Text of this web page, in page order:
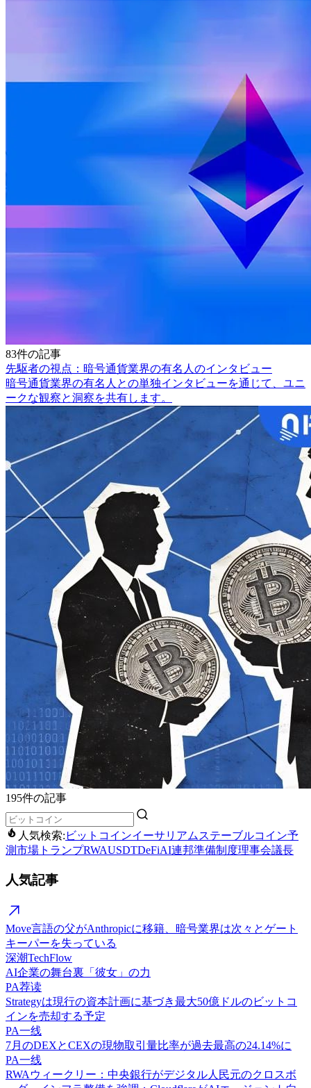
83件の記事
先駆者の視点：暗号通貨業界の有名人のインタビュー
暗号通貨業界の有名人との単独インタビューを通じて、ユニ
ークな観察と洞察を共有します。
195件の記事
人気検索: ビットコインイーサリアム ステーブルコイン予
測市場 トランプRWAUSDTDeFiAI連邦準備制度理事会議長
人気記事
Move言語の父がAnthropicに移籍、暗号業界は次々とゲート
キーパーを失っている
深潮TechFlow
AI企業の舞台裏「彼女」の力
PA荐读
Strategyは現行の資本計画に基づき最大50億ドルのビットコ
インを売却する予定
PA一线
7月のDEXとCEXの現物取引量比率が過去最高の24.14%に
PA一线
RWAウィークリー：中央銀行がデジタル人民元のクロスボ